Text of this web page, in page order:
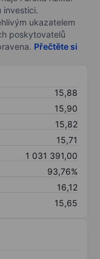
investici.
ukazatelem
poskytovatelů
Přečtěte si
15,88
15,90
15,82
15,71
1 031 391,00
93,76%
16,12
15,65